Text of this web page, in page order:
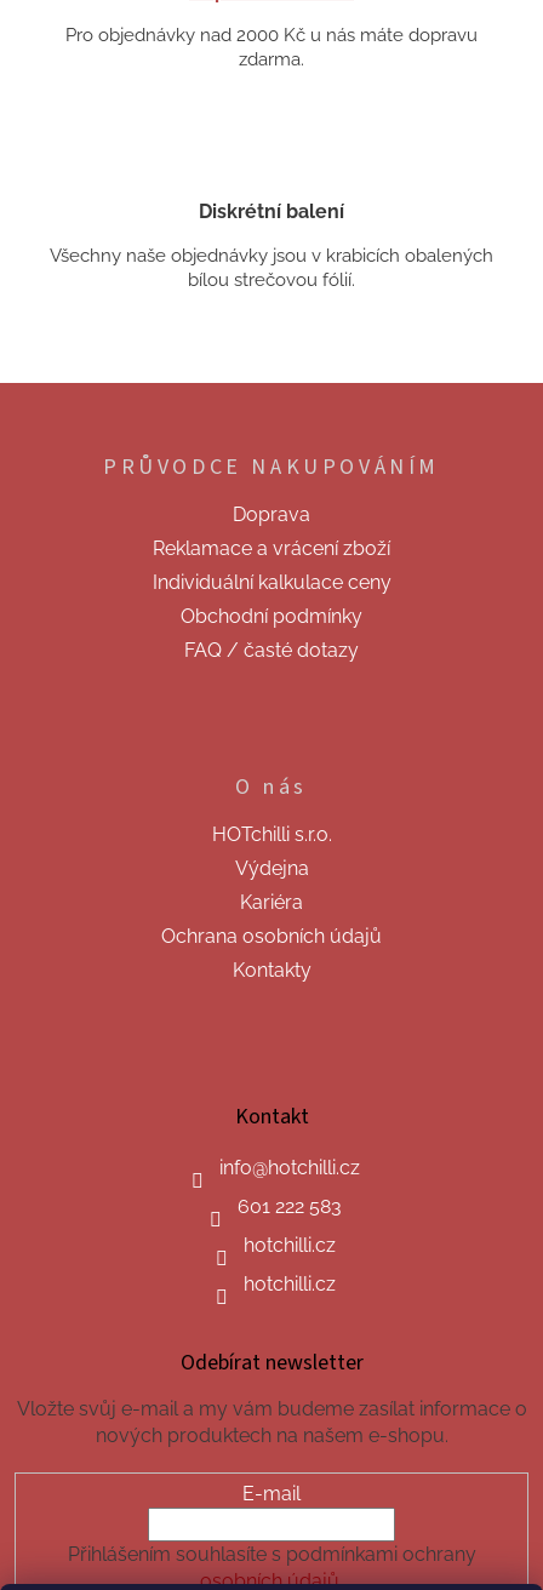
Pro objednávky nad 2000 Kč u nás máte dopravu
zdarma.
Diskrétní balení
Všechny naše objednávky jsou v krabicích obalených
bílou strečovou fólií.
PRŮVODCE NAKUPOVÁNÍM
Doprava
Reklamace a vrácení zboží
Individuální kalkulace ceny
Obchodní podmínky
FAQ / časté dotazy
O nás
HOTchilli s.r.o.
Výdejna
Kariéra
Ochrana osobních údajů
Kontakty
Kontakt
info@hotchilli.cz
601 222 583
hotchilli.cz
hotchilli.cz
Odebírat newsletter
Vložte svůj e-mail a my vám budeme zasílat informace o
nových produktech na našem e-shopu.
E-mail
Přihlášením souhlasíte s podmínkami ochrany
osobních údajů.